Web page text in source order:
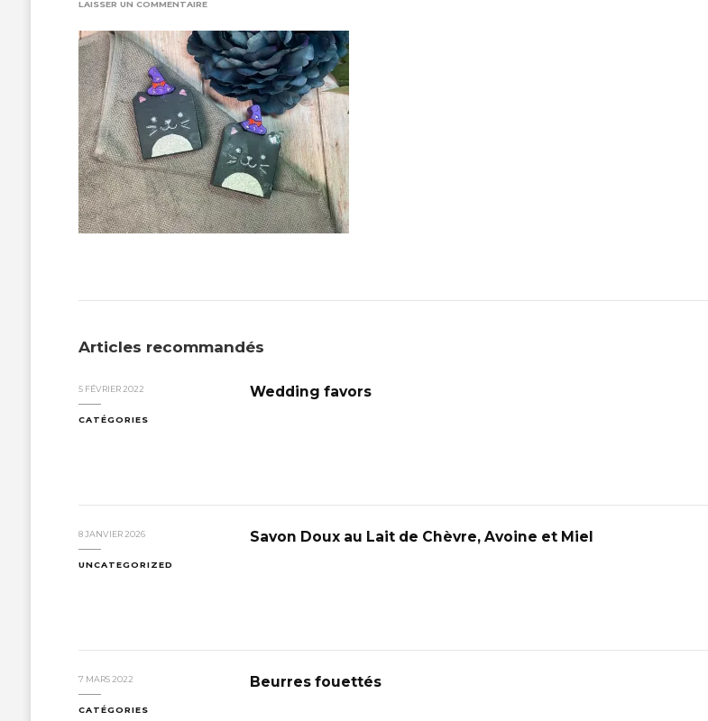
LAISSER UN COMMENTAIRESUR
Articles recommandés
5 FÉVRIER 2022
CATÉGORIES
Wedding favors
8 JANVIER 2026
UNCATEGORIZED
Savon Doux au Lait de Chèvre, Avoine et Miel
7 MARS 2022
CATÉGORIES
Beurres fouettés